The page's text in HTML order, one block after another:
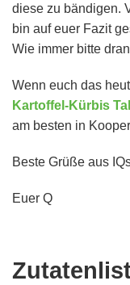
diese zu bändigen.
bin auf euer Fazit
Wie immer bitte
Wenn euch das
Kartoffel-Kürbis
am besten in
Beste Grüße aus
Euer Q